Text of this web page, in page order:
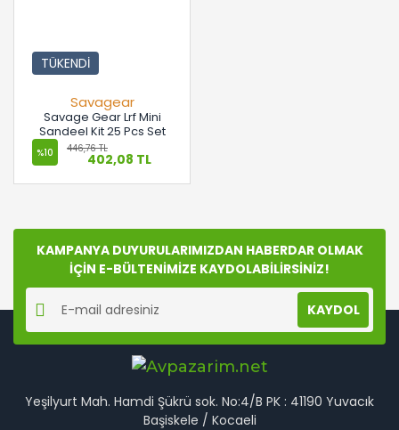
TÜKENDİ
Savagear
Savage Gear Lrf Mini
Sandeel Kit 25 Pcs Set
%10 446,76 TL
402,08 TL
KAMPANYA DUYURULARIMIZDAN HABERDAR OLMAK
İÇİN E-BÜLTENİMİZE KAYDOLABİLİRSİNİZ!
KAYDOL
Yeşilyurt Mah. Hamdi Şükrü sok. No:4/B PK : 41190 Yuvacık
Başiskele / Kocaeli